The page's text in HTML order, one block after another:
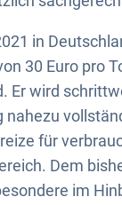
in
30 Euro pro
wird
für
Dem
im